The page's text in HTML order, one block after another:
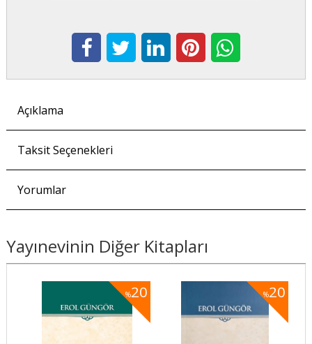
Açıklama
Taksit Seçenekleri
Yorumlar
Yayınevinin Diğer Kitapları
%20 %20